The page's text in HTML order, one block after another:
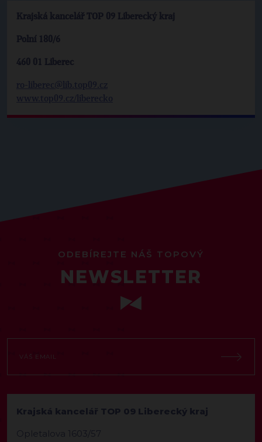
Krajská kancelář TOP 09 Liberecký kraj
Polní 180/6
460 01 Liberec
ODEBÍREJTE NÁŠ TOPOVÝ
NEWSLETTER
Krajská kancelář TOP 09 Liberecký kraj
Opletalova 1603/57